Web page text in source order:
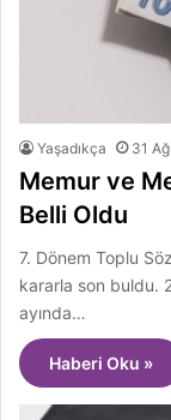
Yaşadıkça 31
Memur ve
Belli Oldu
7. Dönem Toplu
kararla son buldu.
ayında…
Haberi Oku »